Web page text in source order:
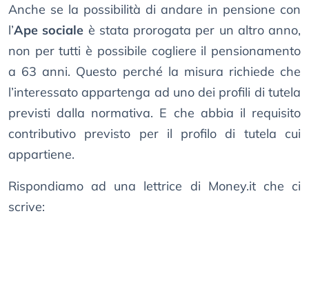
Anche se la possibilità di andare in pensione con
l’Ape sociale è stata prorogata per un altro anno,
non per tutti è possibile cogliere il pensionamento
a 63 anni. Questo perché la misura richiede che
l’interessato appartenga ad uno dei profili di tutela
previsti dalla normativa. E che abbia il requisito
contributivo previsto per il profilo di tutela cui
appartiene.
Rispondiamo ad una lettrice di Money.it che ci
scrive: